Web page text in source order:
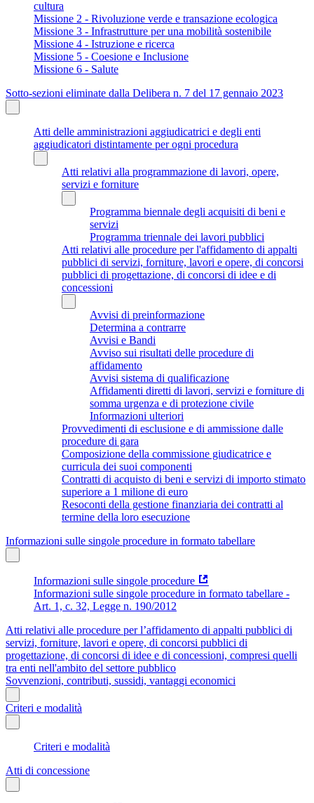
cultura
Missione 2 - Rivoluzione verde e transazione ecologica
Missione 3 - Infrastrutture per una mobilità sostenibile
Missione 4 - Istruzione e ricerca
Missione 5 - Coesione e Inclusione
Missione 6 - Salute
Sotto-sezioni eliminate dalla Delibera n. 7 del 17 gennaio 2023
Atti delle amministrazioni aggiudicatrici e degli enti
aggiudicatori distintamente per ogni procedura
Atti relativi alla programmazione di lavori, opere,
servizi e forniture
Programma biennale degli acquisiti di beni e
servizi
Programma triennale dei lavori pubblici
Atti relativi alle procedure per l'affidamento di appalti
pubblici di servizi, forniture, lavori e opere, di concorsi
pubblici di progettazione, di concorsi di idee e di
concessioni
Avvisi di preinformazione
Determina a contrarre
Avvisi e Bandi
Avviso sui risultati delle procedure di
affidamento
Avvisi sistema di qualificazione
Affidamenti diretti di lavori, servizi e forniture di
somma urgenza e di protezione civile
Informazioni ulteriori
Provvedimenti di esclusione e di ammissione dalle
procedure di gara
Composizione della commissione giudicatrice e
curricula dei suoi componenti
Contratti di acquisto di beni e servizi di importo stimato
superiore a 1 milione di euro
Resoconti della gestione finanziaria dei contratti al
termine della loro esecuzione
Informazioni sulle singole procedure in formato tabellare
Informazioni sulle singole procedure
Informazioni sulle singole procedure in formato tabellare -
Art. 1, c. 32, Legge n. 190/2012
Atti relativi alle procedure per l’affidamento di appalti pubblici di
servizi, forniture, lavori e opere, di concorsi pubblici di
progettazione, di concorsi di idee e di concessioni, compresi quelli
tra enti nell'ambito del settore pubblico
Sovvenzioni, contributi, sussidi, vantaggi economici
Criteri e modalità
Criteri e modalità
Atti di concessione